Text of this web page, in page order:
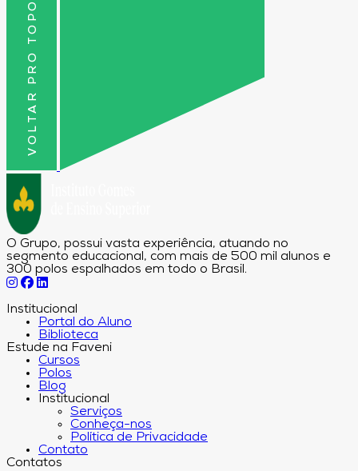
VOLTAR PRO TOPO
O Grupo, possui vasta experiência, atuando no
segmento educacional, com mais de 500 mil alunos e
300 polos espalhados em todo o Brasil.
Institucional
Portal do Aluno
Biblioteca
Estude na Faveni
Cursos
Polos
Blog
Institucional
Serviços
Conheça-nos
Política de Privacidade
Contato
Contatos